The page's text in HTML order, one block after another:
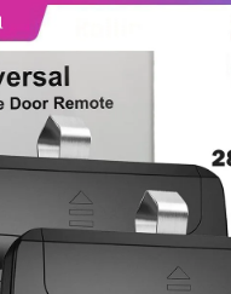
제
어